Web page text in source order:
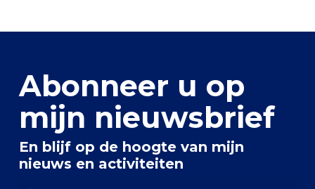
Abonneer u op
mijn nieuwsbrief
En blijf op de hoogte van mijn
nieuws en activiteiten